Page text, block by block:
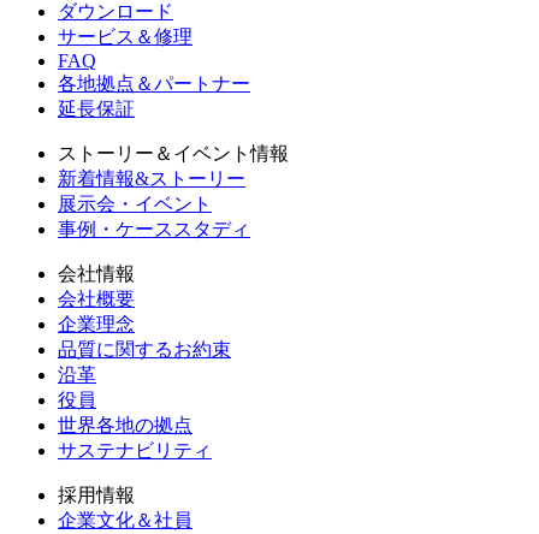
ダウンロード
サービス＆修理
FAQ
各地拠点＆パートナー
延長保証
ストーリー＆イベント情報
新着情報&ストーリー
展示会・イベント
事例・ケーススタディ
会社情報
会社概要
企業理念
品質に関するお約束
沿革
役員
世界各地の拠点
サステナビリティ
採用情報
企業文化＆社員